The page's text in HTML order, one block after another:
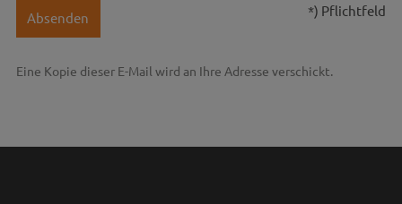
Absenden *) Pflichtfeld
Eine Kopie dieser E-Mail wird an Ihre Adresse verschickt.